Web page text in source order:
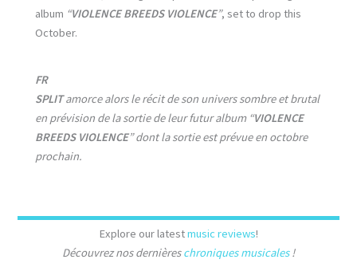
album “VIOLENCE BREEDS VIOLENCE”, set to drop this
October.
FR
SPLITamorce alors le récit de son univers sombre et brutal
en prévision de la sortie de leur futur album “VIOLENCE
BREEDS VIOLENCE” dont la sortie est prévue en octobre
prochain.
Explore our latestmusic reviews!
Découvrez nos dernièreschroniques musicales!